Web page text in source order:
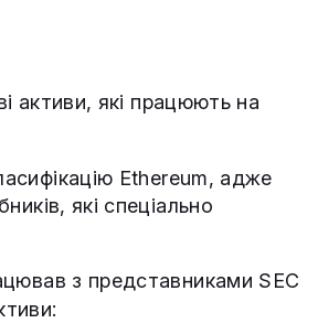
активи, які працюють на
Ethereum, адже
які спеціально
з представниками SEC